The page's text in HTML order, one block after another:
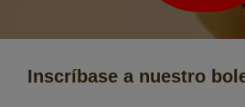
Inscríbase a nuestro